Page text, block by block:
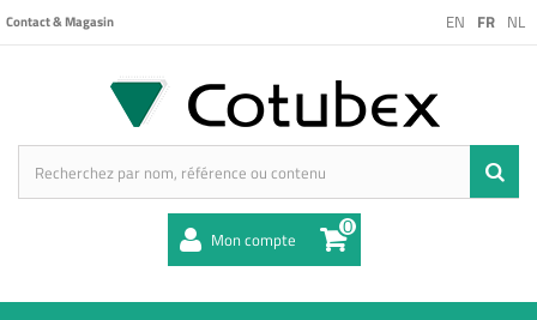
EN FR NL
Contact & Magasin
Mon compte 0